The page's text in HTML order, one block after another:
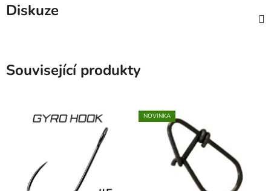
Diskuze
Související produkty
NOVINKA